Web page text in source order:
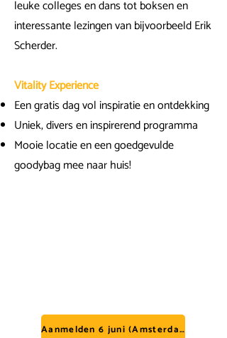
leuke colleges en dans tot boksen en
interessante lezingen van bijvoorbeeld Erik
Scherder.
Vitality Experience
Een gratis dag vol inspiratie en ontdekking
Uniek, divers en inspirerend programma
Mooie locatie en eengoedgevulde
goodybag mee naar huis!
Aanmelden 6 juni (Amsterdam)